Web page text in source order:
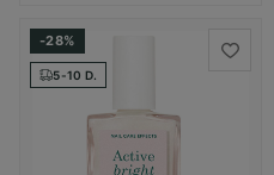
-28%
5-10 D.